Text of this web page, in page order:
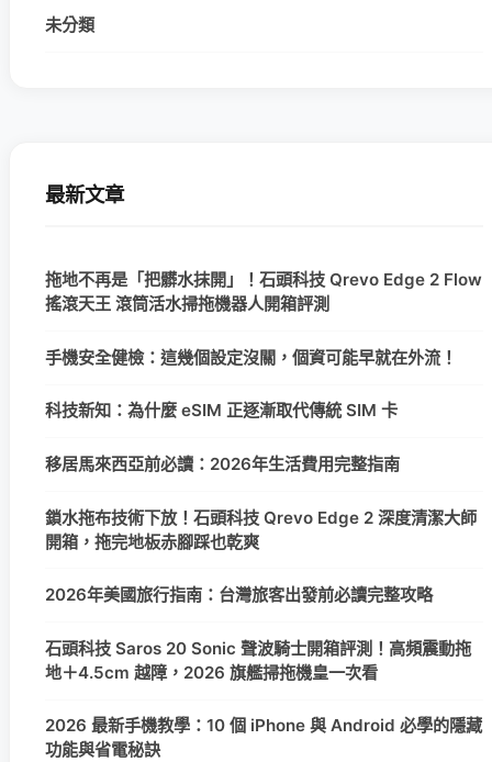
未分類
最新文章
拖地不再是「把髒水抹開」！石頭科技 Qrevo Edge 2 Flow
搖滾天王 滾筒活水掃拖機器人開箱評測
手機安全健檢：這幾個設定沒關，個資可能早就在外流！
科技新知：為什麼 eSIM 正逐漸取代傳統 SIM 卡
移居馬來西亞前必讀：2026年生活費用完整指南
鎖水拖布技術下放！石頭科技 Qrevo Edge 2 深度清潔大師
開箱，拖完地板赤腳踩也乾爽
2026年美國旅行指南：台灣旅客出發前必讀完整攻略
石頭科技 Saros 20 Sonic 聲波騎士開箱評測！高頻震動拖
地＋4.5cm 越障，2026 旗艦掃拖機皇一次看
2026 最新手機教學：10 個 iPhone 與 Android 必學的隱藏
功能與省電秘訣